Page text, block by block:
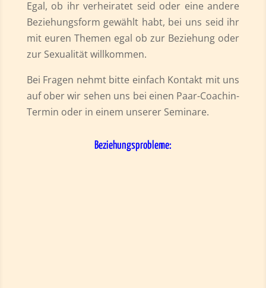
Egal, ob ihr verheiratet seid oder eine andere
Beziehungsform gewählt habt, bei uns seid ihr
mit euren Themen egal ob zur Beziehung oder
zur Sexualität willkommen.
Bei Fragen nehmt bitte einfach Kontakt mit uns
auf ober wir sehen uns bei einen Paar-Coachin-
Termin oder in einem unserer Seminare.
Beziehungsprobleme: